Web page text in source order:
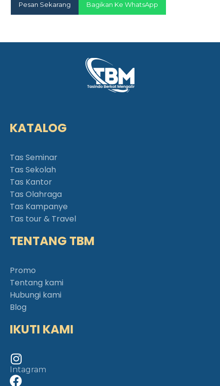
Pesan Sekarang Bagikan Ke WhatsApp
KATALOG
Tas Seminar
Tas Sekolah
Tas Kantor
Tas Olahraga
Tas Kampanye
Tas tour & Travel
TENTANG TBM
Promo
Tentang kami
Hubungi kami
Blog
IKUTI KAMI
Intagram